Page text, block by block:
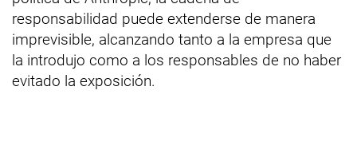
responsabilidad puede extenderse de manera
imprevisible, alcanzando tanto a la empresa que
la introdujo como a los responsables de no haber
evitado la exposición.